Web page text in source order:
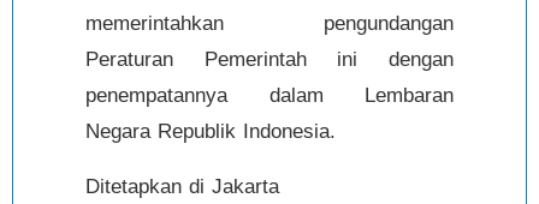
memerintahkan pengundangan
Peraturan Pemerintah ini dengan
penempatannya dalam Lembaran
Negara Republik Indonesia.
Ditetapkan di Jakarta